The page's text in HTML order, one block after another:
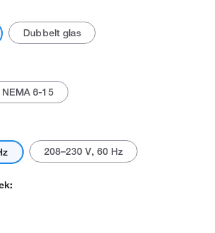
Dubbelt glas
NEMA 6-15
208–230 V, 60 Hz